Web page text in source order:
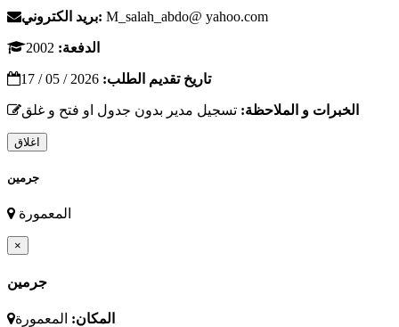
بريد الكتروني: M_salah_abdo@ yahoo.com
الدفعة:
تاريخ تقديم الطلب:
الخبرات و الملاحظة: تسجيل مدير بدون جدول او فتح و غلق
اغلاق
جرمين
المعمورة
×
جرمين
المكان: المعمورة